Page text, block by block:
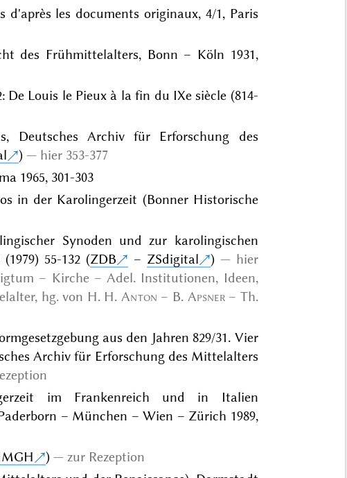
d'après les documents originaux, 4/1, Paris
des Frühmittelalters, Bonn – Köln 1931,
De Louis le Pieux à la fin du IXe siècle (814-
Deutsches Archiv für Erforschung des
)
hier 353-377
1965, 301-303
in der Karolingerzeit (Bonner Historische
Synoden und zur karolingischen
55-132 (ZDB – ZSdigital )
hier
– Kirche – Adel. Institutionen, Ideen,
hg. von H. H. Anton – B. Apsner– Th.
aus den Jahren 829/31. Vier
Archiv für Erforschung des Mittelalters
im Frankenreich und in Italien
– München – Wien – Zürich 1989,
)
zur Rezeption